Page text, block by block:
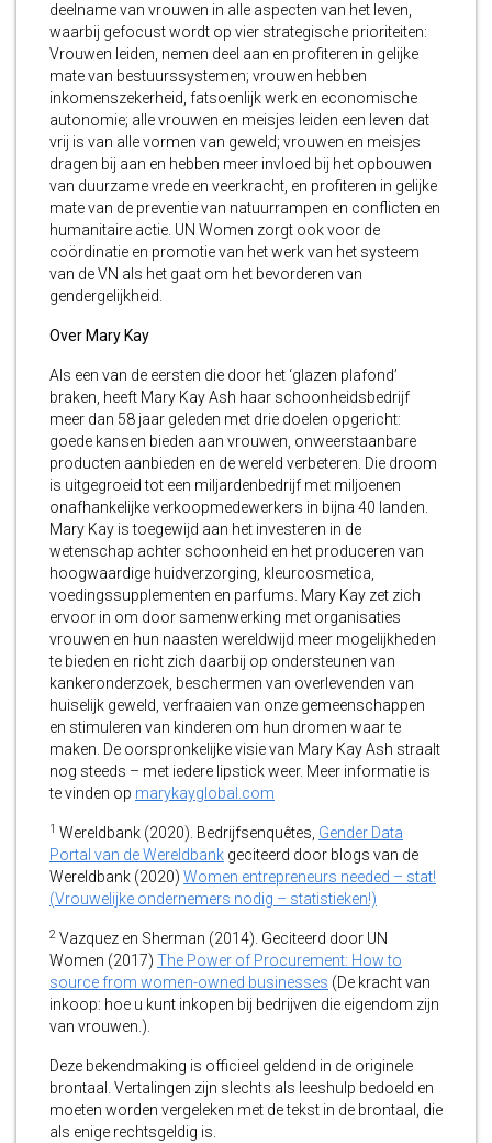
deelname van vrouwen in alle aspecten van het leven,
waarbij gefocust wordt op vier strategische prioriteiten:
Vrouwen leiden, nemen deel aan en profiteren in gelijke
mate van bestuurssystemen; vrouwen hebben
inkomenszekerheid, fatsoenlijk werk en economische
autonomie; alle vrouwen en meisjes leiden een leven dat
vrij is van alle vormen van geweld; vrouwen en meisjes
dragen bij aan en hebben meer invloed bij het opbouwen
van duurzame vrede en veerkracht, en profiteren in gelijke
mate van de preventie van natuurrampen en conflicten en
humanitaire actie. UN Women zorgt ook voor de
coördinatie en promotie van het werk van het systeem
van de VN als het gaat om het bevorderen van
gendergelijkheid.
Over Mary Kay
Als een van de eersten die door het ‘glazen plafond’
braken, heeft Mary Kay Ash haar schoonheidsbedrijf
meer dan 58 jaar geleden met drie doelen opgericht:
goede kansen bieden aan vrouwen, onweerstaanbare
producten aanbieden en de wereld verbeteren. Die droom
is uitgegroeid tot een miljardenbedrijf met miljoenen
onafhankelijke verkoopmedewerkers in bijna 40 landen.
Mary Kay is toegewijd aan het investeren in de
wetenschap achter schoonheid en het produceren van
hoogwaardige huidverzorging, kleurcosmetica,
voedingssupplementen en parfums. Mary Kay zet zich
ervoor in om door samenwerking met organisaties
vrouwen en hun naasten wereldwijd meer mogelijkheden
te bieden en richt zich daarbij op ondersteunen van
kankeronderzoek, beschermen van overlevenden van
huiselijk geweld, verfraaien van onze gemeenschappen
en stimuleren van kinderen om hun dromen waar te
maken. De oorspronkelijke visie van Mary Kay Ash straalt
nog steeds – met iedere lipstick weer. Meer informatie is
te vinden op marykayglobal.com
1 Wereldbank (2020). Bedrijfsenquêtes, Gender Data
Portal van de Wereldbank geciteerd door blogs van de
Wereldbank (2020) Women entrepreneurs needed – stat!
(Vrouwelijke ondernemers nodig – statistieken!)
2 Vazquez en Sherman (2014). Geciteerd door UN
Women (2017) The Power of Procurement: How to
source from women-owned businesses (De kracht van
inkoop: hoe u kunt inkopen bij bedrijven die eigendom zijn
van vrouwen.).
Deze bekendmaking is officieel geldend in de originele
brontaal. Vertalingen zijn slechts als leeshulp bedoeld en
moeten worden vergeleken met de tekst in de brontaal, die
als enige rechtsgeldig is.